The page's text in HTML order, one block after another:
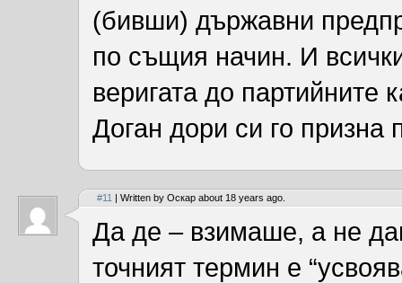
(бивши) държавни
по същия начин. И
веригата до партийните
Доган дори си го призна
#11 | Written by Оскар about 18 years ago.
Да де – взимаше, а не
точният термин е